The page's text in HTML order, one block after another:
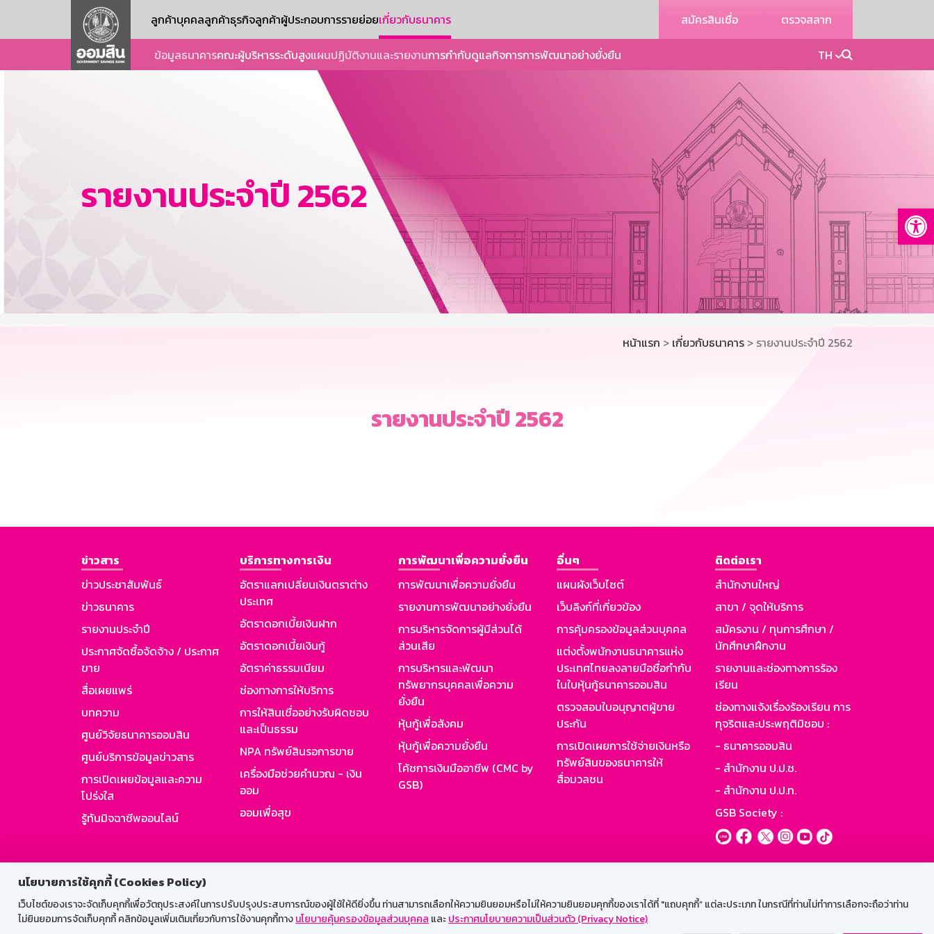
นโยบายการใช้คุกกี้ (Cookies Policy)
เว็บไซต์ของเราจะจัดเก็บคุกกี้เพื่อวัตถุประสงค์ในการปรับปรุงประสบการณ์ของผู้ใช้ให้ดียิ่งขึ้น ท่านสามารถเลือกให้ความยินยอมหรือไม่ให้ความยินยอมคุกกี้ของเราได้ที่ "แถบคุกกี้” แต่ละประเภท ในกรณีที่ท่านไม่ทำการเลือกจะถือว่าท่าน
ไม่ยินยอมการจัดเก็บคุกกี้ คลิกข้อมูลเพิ่มเติมเกี่ยวกับการใช้งานคุกกี้ทางนโยบายคุ้มครองข้อมูลส่วนบุคคล และประกาศนโยบายความเป็นส่วนตัว (Privacy Notice)
ลูกค้าบุคคลลูกค้าธุรกิจลูกค้าผู้ประกอบการรายย่อยเกี่ยวกับธนาคาร สมัครสินเชื่อ ตรวจสลาก
ข้อมูลธนาคารคณะผู้บริหารระดับสูงแผนปฏิบัติงานและรายงานการกำกับดูแลกิจการการพัฒนาอย่างยั่งยืน TH
รายงานประจำปี 2562
หน้าแรก > เกี่ยวกับธนาคาร > รายงานประจำปี 2562
รายงานประจำปี 2562
ข่าวสาร
ข่าวประชาสัมพันธ์
ข่าวธนาคาร
รายงานประจำปี
ประกาศจัดซื้อจัดจ้าง / ประกาศ
ขาย
สื่อเผยแพร่
บทความ
ศูนย์วิจัยธนาคารออมสิน
ศูนย์บริการข้อมูลข่าวสาร
การเปิดเผยข้อมูลและความ
โปร่งใส
รู้ทันมิจฉาชีพออนไลน์
บริการทางการเงิน
อัตราแลกเปลี่ยนเงินตราต่าง
ประเทศ
อัตราดอกเบี้ยเงินฝาก
อัตราดอกเบี้ยเงินกู้
อัตราค่าธรรมเนียม
ช่องทางการให้บริการ
การให้สินเชื่ออย่างรับผิดชอบ
และเป็นธรรม
NPA ทรัพย์สินรอการขาย
เครื่องมือช่วยคำนวณ - เงิน
ออม
ออมเพื่อสุข
การพัฒนาเพื่อความยั่งยืน
การพัฒนาเพื่อความยั่งยืน
รายงานการพัฒนาอย่างยั่งยืน
การบริหารจัดการผู้มีส่วนได้
ส่วนเสีย
การบริหารและพัฒนา
ทรัพยากรบุคคลเพื่อความ
ยั่งยืน
หุ้นกู้เพื่อสังคม
หุ้นกู้เพื่อความยั่งยืน
โค้ชการเงินมืออาชีพ (CMC by
GSB)
อื่นๆ
แผนผังเว็บไซต์
เว็บลิงก์ที่เกี่ยวข้อง
การคุ้มครองข้อมูลส่วนบุคคล
แต่งตั้งพนักงานธนาคารแห่ง
ประเทศไทยลงลายมือชื่อกำกับ
ในใบหุ้นกู้ธนาคารออมสิน
ตรวจสอบใบอนุญาตผู้ขาย
ประกัน
การเปิดเผยการใช้จ่ายเงินหรือ
ทรัพย์สินของธนาคารให้
สื่อมวลชน
ติดต่อเรา
สำนักงานใหญ่
สาขา / จุดให้บริการ
สมัครงาน / ทุนการศึกษา /
นักศึกษาฝึกงาน
รายงานและช่องทางการร้อง
เรียน
ช่องทางแจ้งเรื่องร้องเรียน การ
ทุจริตและประพฤติมิชอบ :
- ธนาคารออมสิน
- สำนักงาน ป.ป.ช.
- สำนักงาน ป.ป.ท.
GSB Society :